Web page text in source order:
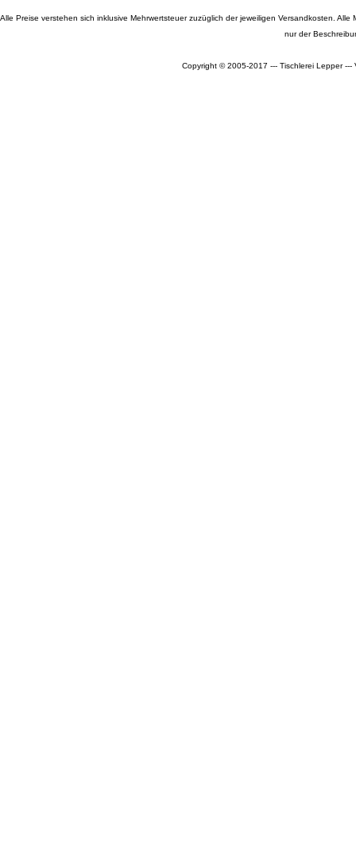
Alle Preise verstehen sich inklusive Mehrwertsteuer zuzüglich der jeweiligen Versandkosten.
nur der
Copyright © 2005-2017 --- Tischlerei Lepper